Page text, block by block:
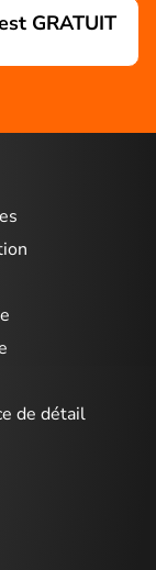
GRATUIT
de détail